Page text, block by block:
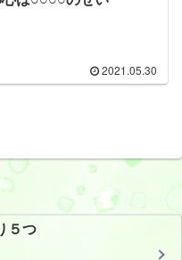
2021.05.30
５つ